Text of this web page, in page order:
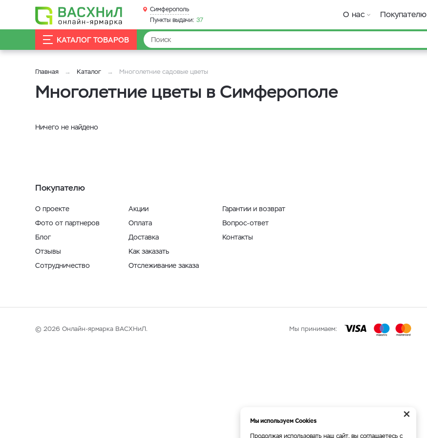
Симферополь
Пункты выдачи: 37
О нас Покупателю
КАТАЛОГ ТОВАРОВ
Главная Каталог Многолетние садовые цветы
Многолетние цветы в Симферополе
Ничего не найдено
Покупателю
О проекте
Фото от партнеров
Блог
Отзывы
Сотрудничество
Акции
Оплата
Доставка
Как заказать
Отслеживание заказа
Гарантии и возврат
Вопрос-ответ
Контакты
© 2026 Онлайн-ярмарка ВАСХНиЛ. Мы принимаем:
×
Мы используем Cookies
Продолжая использовать наш сайт, вы соглашаетесь с